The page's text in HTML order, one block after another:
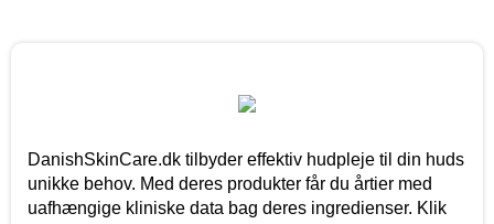
DanishSkinCare.dk tilbyder effektiv hudpleje til din huds
unikke behov. Med deres produkter får du årtier med
uafhængige kliniske data bag deres ingredienser. Klik